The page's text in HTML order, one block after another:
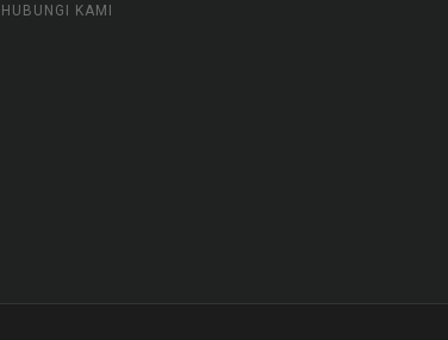
HUBUNGI KAMI